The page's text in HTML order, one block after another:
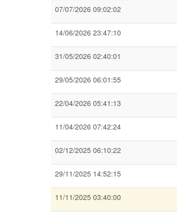
07/07/2026 09:02:02
14/06/2026 23:47:10
31/05/2026 02:40:01
29/05/2026 06:01:55
22/04/2026 05:41:13
11/04/2026 07:42:24
02/12/2025 06:10:22
29/11/2025 14:52:15
11/11/2025 03:40:00